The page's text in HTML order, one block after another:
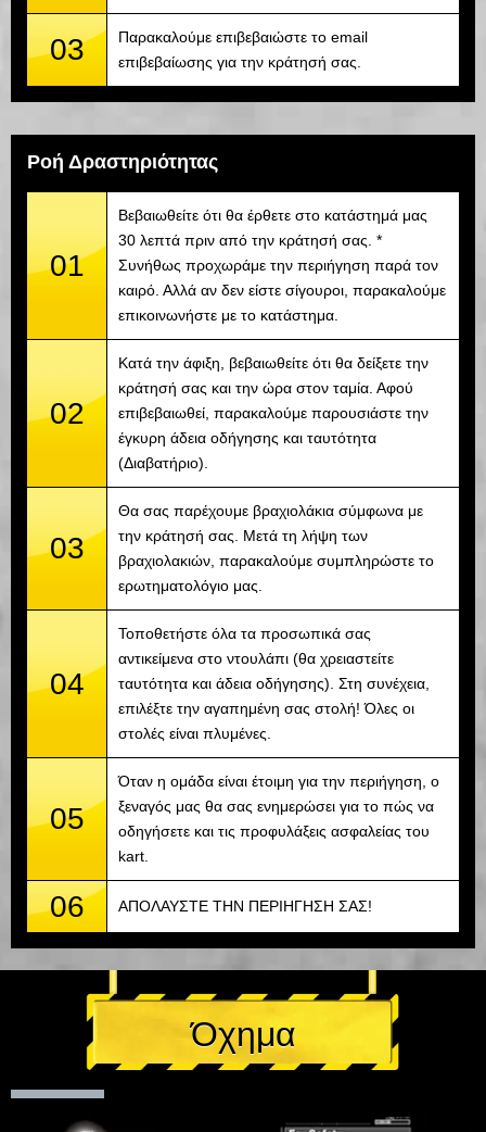
03
Παρακαλούμε επιβεβαιώστε το email
επιβεβαίωσης για την κράτησή σας.
Ροή Δραστηριότητας
01
Βεβαιωθείτε ότι θα έρθετε στο κατάστημά μας
30 λεπτά πριν από την κράτησή σας. *
Συνήθως προχωράμε την περιήγηση παρά τον
καιρό. Αλλά αν δεν είστε σίγουροι, παρακαλούμε
επικοινωνήστε με το κατάστημα.
02
Κατά την άφιξη, βεβαιωθείτε ότι θα δείξετε την
κράτησή σας και την ώρα στον ταμία. Αφού
επιβεβαιωθεί, παρακαλούμε παρουσιάστε την
έγκυρη άδεια οδήγησης και ταυτότητα
(Διαβατήριο).
03
Θα σας παρέχουμε βραχιολάκια σύμφωνα με
την κράτησή σας. Μετά τη λήψη των
βραχιολακιών, παρακαλούμε συμπληρώστε το
ερωτηματολόγιο μας.
04
Τοποθετήστε όλα τα προσωπικά σας
αντικείμενα στο ντουλάπι (θα χρειαστείτε
ταυτότητα και άδεια οδήγησης). Στη συνέχεια,
επιλέξτε την αγαπημένη σας στολή! Όλες οι
στολές είναι πλυμένες.
05
Όταν η ομάδα είναι έτοιμη για την περιήγηση, ο
ξεναγός μας θα σας ενημερώσει για το πώς να
οδηγήσετε και τις προφυλάξεις ασφαλείας του
kart.
06 ΑΠΟΛΑΥΣΤΕ ΤΗΝ ΠΕΡΙΗΓΗΣΗ ΣΑΣ!
Όχημα